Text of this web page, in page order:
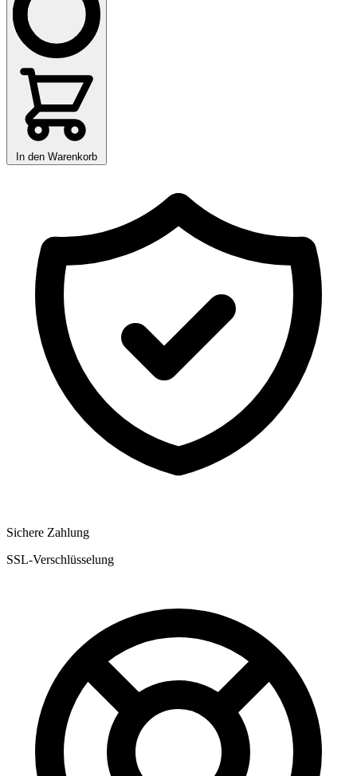
In den Warenkorb
Sichere Zahlung
SSL-Verschlüsselung